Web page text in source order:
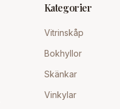
Kategorier
Vitrinskåp
Bokhyllor
Skänkar
Vinkylar